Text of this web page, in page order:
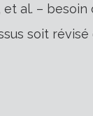
al. – besoin
soit